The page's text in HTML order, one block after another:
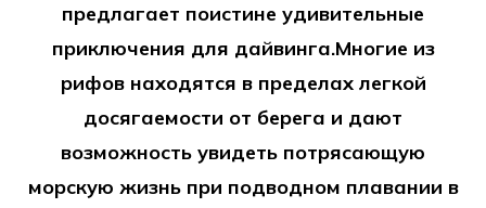
предлагает поистине удивительные
приключения для дайвинга.Многие из
рифов находятся в пределах легкой
досягаемости от берега и дают
возможность увидеть потрясающую
морскую жизнь при подводном плавании в